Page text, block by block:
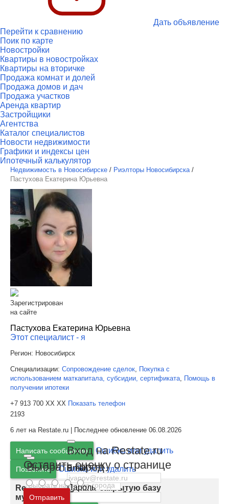
Дать объявление
Перейти к сравнению
Поик по карте
Новостройки
Квартиры в новостройках
Квартиры на вторичке
Продажа комнат и долей
Продажа домов и дач
Продажа участков
Аренда квартир
Застройщики
Агентства
Каталог специалистов
Новости недвижимости
Графики и индексы цен
Ипотечный калькулятор
Выбрать город
Москва и
Московская область
Вход на Restate.ru
Email
Пароль
Недвижимость в Новосибирске / Риэлторы Новосибирска /
Пастухова Екатерина Юрьевна
Зарегистрирован
на сайте
Пастухова Екатерина Юрьевна
Этот специалист - я
Регион: Новосибирск
Специализации: Сопровождение сделок, Покупка с
использованием маткапитала, субсидии, сертификата, Помощь в
получении ипотеки
+7 913 700 XX XX Показать телефон
2193
6 лет на Restate.ru | Последнее обновление 06.08.2026
Написать сообщение Ошибка или удалить
Позвонить Ошибка или удалить
Restate.ru запускает закрытую базу
мультилистинга для риэлторов
Оставить оценку о странице
Отправить